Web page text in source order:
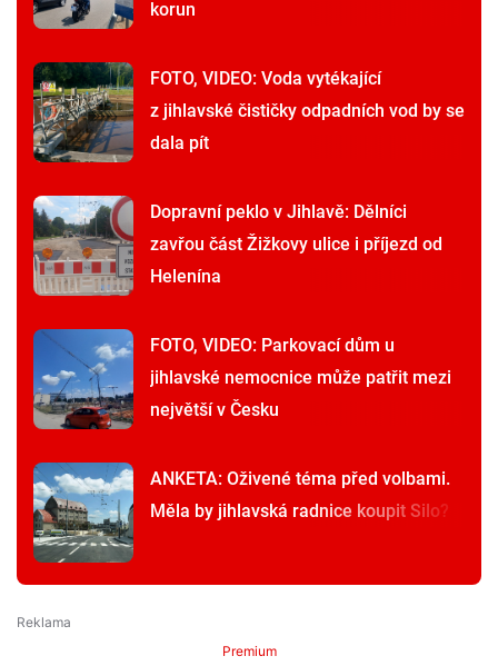
korun
FOTO, VIDEO: Voda vytékající
z jihlavské čističky odpadních vod by se
dala pít
Dopravní peklo v Jihlavě: Dělníci
zavřou část Žižkovy ulice i příjezd od
Helenína
FOTO, VIDEO: Parkovací dům u
jihlavské nemocnice může patřit mezi
největší v Česku
ANKETA: Oživené téma před volbami.
Měla by jihlavská radnice koupit Silo?
Premium